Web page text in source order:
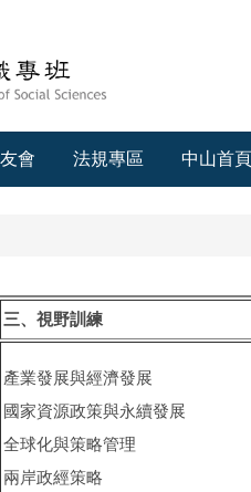
會 法規專區 中山首頁
三、視野訓練
產業發展與經濟發展
國家資源政策與永續發展
全球化與策略管理
兩岸政經策略